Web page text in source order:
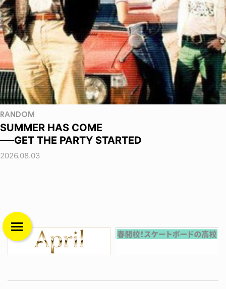
RANDOM
SUMMER HAS COME
──GET THE PARTY STARTED
2026.08.03